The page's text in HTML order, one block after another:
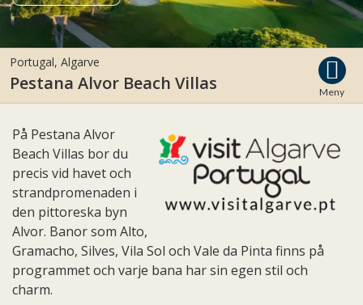
Portugal, Algarve
Pestana Alvor Beach Villas Meny
På Pestana Alvor
Beach Villas bor du
precis vid havet och
strandpromenaden i
den pittoreska byn
Alvor. Banor som Alto,
Gramacho, Silves, Vila Sol och Vale da Pinta finns på
programmet och varje bana har sin egen stil och
charm.